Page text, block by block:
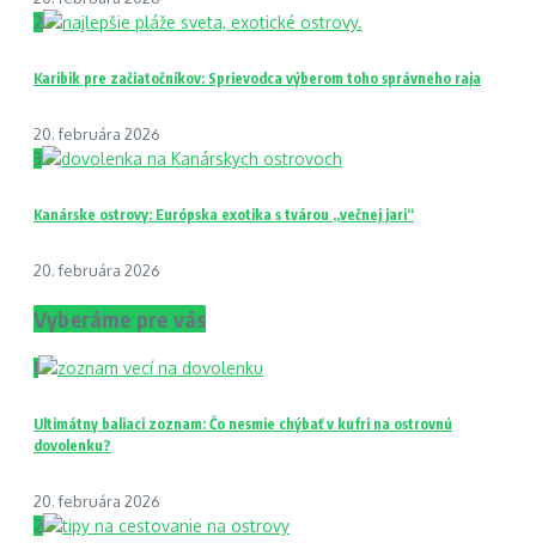
2
Karibik pre začiatočníkov: Sprievodca výberom toho správneho raja
20. februára 2026
3
Kanárske ostrovy: Európska exotika s tvárou „večnej jari“
20. februára 2026
Vyberáme pre vás
1
Ultimátny baliaci zoznam: Čo nesmie chýbať v kufri na ostrovnú
dovolenku?
20. februára 2026
2